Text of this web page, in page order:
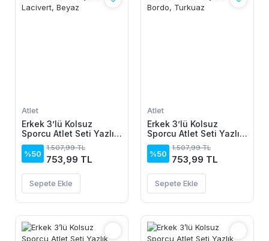
Atlet
Erkek 3’lü Kolsuz
Sporcu Atlet Seti Yazlık
Bisiklet Yaka - Siyah,
Lacivert, Beyaz
%50
1.507,99 TL
753,99 TL
Sepete Ekle
Atlet
Erkek 3’lü Kolsuz
Sporcu Atlet Seti Yazlık
Bisiklet Yaka - Siyah,
Bordo, Turkuaz
%50
1.507,99 TL
753,99 TL
Sepete Ekle